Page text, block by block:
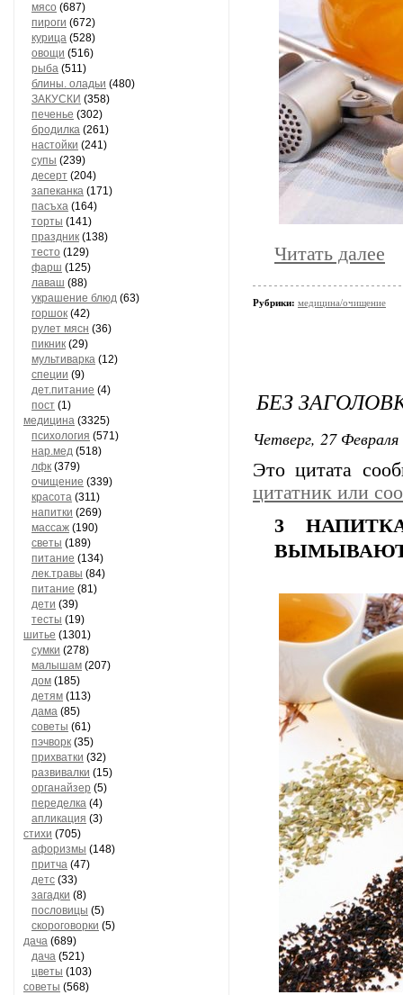
мясо (687)
пироги (672)
курица (528)
овощи (516)
рыба (511)
блины. оладьи (480)
ЗАКУСКИ (358)
печенье (302)
бродилка (261)
настойки (241)
супы (239)
десерт (204)
запеканка (171)
пасъха (164)
торты (141)
праздник (138)
тесто (129)
фарш (125)
лаваш (88)
украшение блюд (63)
горшок (42)
рулет мясн (36)
пикник (29)
мультиварка (12)
специи (9)
дет.питание (4)
пост (1)
медицина (3325)
психология (571)
нар.мед (518)
лфк (379)
очищение (339)
красота (311)
напитки (269)
массаж (190)
светы (189)
питание (134)
лек.травы (84)
питание (81)
дети (39)
тесты (19)
шитье (1301)
сумки (278)
малышам (207)
дом (185)
детям (113)
дама (85)
советы (61)
пэчворк (35)
прихватки (32)
развивалки (15)
органайзер (5)
переделка (4)
апликация (3)
стихи (705)
афоризмы (148)
притча (47)
детс (33)
загадки (8)
пословицы (5)
скороговорки (5)
дача (689)
дача (521)
цветы (103)
советы (568)
Читать далее
Рубрики: медицина/очищение
БЕЗ
Четверг, 27
Это цитата
цитатник или
3